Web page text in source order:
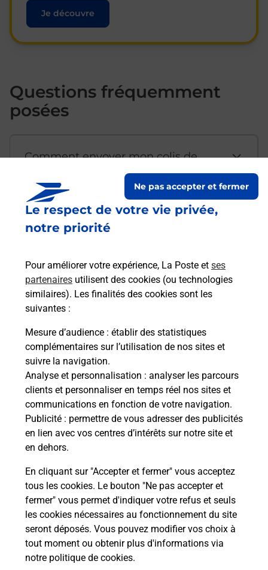
Le respect de votre vie privée,
notre priorité
Pour améliorer votre expérience, La Poste et ses
partenaires utilisent des cookies (ou technologies
similaires). Les finalités des cookies sont les
suivantes :
Mesure d’audience : établir des statistiques
complémentaires sur l’utilisation de nos sites et
suivre la navigation.
Analyse et personnalisation : analyser les parcours
clients et personnaliser en temps réel nos sites et
communications en fonction de votre navigation.
Publicité : permettre de vous adresser des publicités
en lien avec vos centres d’intérêts sur notre site et
en dehors.
En cliquant sur "Accepter et fermer" vous acceptez
tous les cookies. Le bouton "Ne pas accepter et
fermer" vous permet d'indiquer votre refus et seuls
les cookies nécessaires au fonctionnement du site
seront déposés. Vous pouvez modifier vos choix à
tout moment ou obtenir plus d'informations via
notre politique de cookies.
Ne pas accepter et fermer
Je découvre
Questions fréquemment
posées
Comment envoyer mon colis de
Est-il possible d’acheter un
emballage directement depuis un
Comment demander une
modification de livraison ?
Comment La Poste participe-t-elle
à votre sécurité au quotidien ?
Puis-je passer mon code de la route
avec La Poste et sous quelles
conditions ?
Localiser Liste Seine-et-Marne LA CROIX EN BRIE